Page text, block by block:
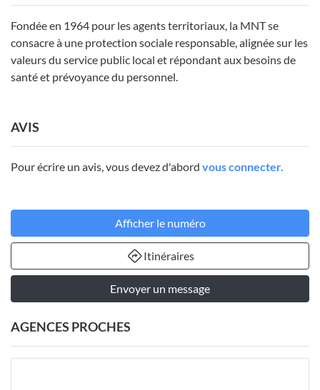
Fondée en 1964 pour les agents territoriaux, la MNT se
consacre à une protection sociale responsable, alignée sur les
valeurs du service public local et répondant aux besoins de
santé et prévoyance du personnel.
AVIS
Pour écrire un avis, vous devez d'abord vous connecter.
Afficher le numéro
Itinéraires
Envoyer un message
AGENCES PROCHES